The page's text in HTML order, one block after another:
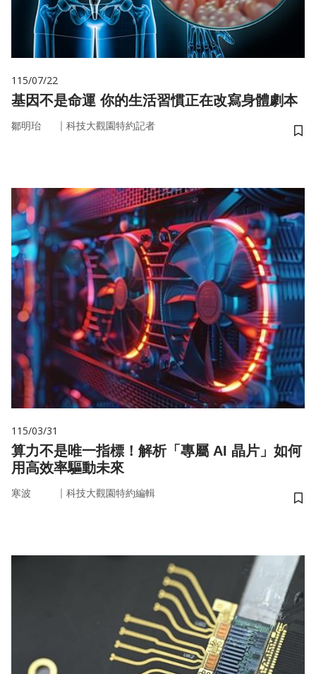
115/07/22
基因不是命運 你的生活習慣正在改寫身體劇本
鄒明珆 ｜ 科技大觀園特約記者
儲
115/03/31
算力不是唯一指標！解析「專屬 AI 晶片」如何
用高效率驅動未來
寒波 ｜ 科技大觀園特約編輯
儲